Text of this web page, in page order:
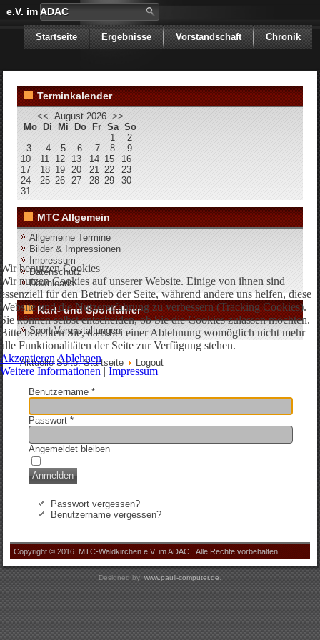
e.V. im ADAC
Startseite Ergebnisse Vorstandschaft Chronik
Terminkalender
<< August 2026 >>
Mo
Di Mi Do Fr Sa So
1
2
3
4 5 6 7 8
9
10
11 12 13 14 15
16
17
18 19 20 21 22
23
24
25 26 27 28 29
30
31
MTC Allgemein
Allgemeine Termine
Bilder & Impressionen
Impressum
Datenschutz
Downloads
Kart- und Sportfahrer
Sport-Veranstaltungen
Aktuelle Seite:Startseite Logout
Benutzername *
Passwort *
Angemeldet bleiben
Anmelden
Passwort vergessen?
Benutzername vergessen?
Copyright © 2016. MTC-Waldkirchen e.V. im ADAC. Alle Rechte vorbehalten.
Designed by:www.pauli-computer.de.
Wir benutzen Cookies
Wir nutzen Cookies auf unserer Website. Einige von ihnen sind
essenziell für den Betrieb der Seite, während andere uns helfen, diese
Website und die Nutzererfahrung zu verbessern (Tracking Cookies).
Sie können selbst entscheiden, ob Sie die Cookies zulassen möchten.
Bitte beachten Sie, dass bei einer Ablehnung womöglich nicht mehr
alle Funktionalitäten der Seite zur Verfügung stehen.
Akzeptieren Ablehnen
Weitere Informationen | Impressum